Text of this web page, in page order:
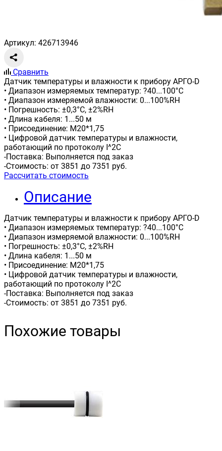
Артикул: 426713946
Сравнить
Датчик температуры и влажности к прибору АРГО-D
• Диапазон измеряемых температур: ?40...100°С
• Диапазон измеряемой влажности: 0...100%RH
• Погрешность: ±0,3°С, ±2%RH
• Длина кабеля: 1...50 м
• Присоединение: М20*1,75
• Цифровой датчик температуры и влажности,
работающий по протоколу I^2C
-Поставка: Выполняется под заказ
-Стоимость: от 3851 до 7351 руб.
Рассчитать стоимость
Описание
Датчик температуры и влажности к прибору АРГО-D
• Диапазон измеряемых температур: ?40...100°С
• Диапазон измеряемой влажности: 0...100%RH
• Погрешность: ±0,3°С, ±2%RH
• Длина кабеля: 1...50 м
• Присоединение: М20*1,75
• Цифровой датчик температуры и влажности,
работающий по протоколу I^2C
-Поставка: Выполняется под заказ
-Стоимость: от 3851 до 7351 руб.
Похожие товары